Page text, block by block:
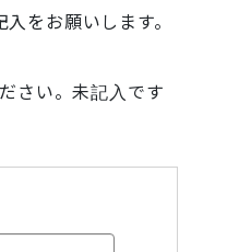
をお願いします。
さい。未記入です